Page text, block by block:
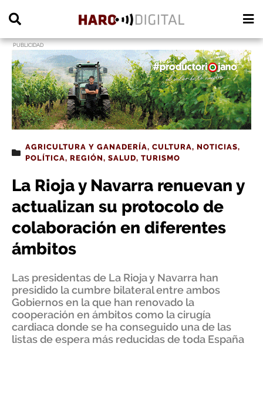
PUBLICIDAD
AGRICULTURA Y GANADERÍA, CULTURA, NOTICIAS,
POLÍTICA, REGIÓN, SALUD, TURISMO
La Rioja y Navarra renuevan y
actualizan su protocolo de
colaboración en diferentes
ámbitos
Las presidentas de La Rioja y Navarra han
presidido la cumbre bilateral entre ambos
Gobiernos en la que han renovado la
cooperación en ámbitos como la cirugía
cardiaca donde se ha conseguido una de las
listas de espera más reducidas de toda España